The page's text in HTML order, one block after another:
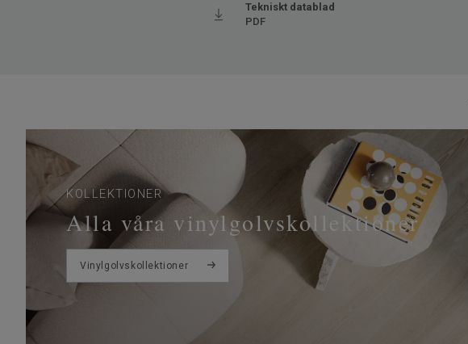
Tekniskt datablad
PDF
KOLLEKTIONER
Alla våra vinylgolvskollektioner
Vinylgolvskollektioner